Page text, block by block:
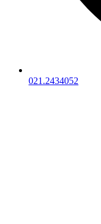
021.2434052